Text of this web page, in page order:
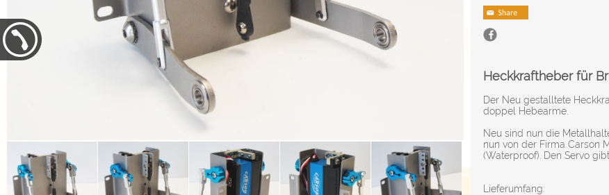
Heckkraftheber für
Der Neu gestalltete
doppel Hebearme.
Neu sind nun die
nun von der Firma Carson
(Waterproof). Den Servo
Lieferumfang: